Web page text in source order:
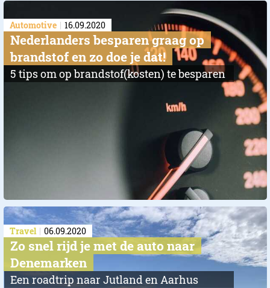
Automotive 16.09.2020
Nederlanders besparen graag op
brandstof en zo doe je dat!
5 tips om op brandstof(kosten) te besparen
Travel 06.09.2020
Zo snel rijd je met de auto naar
Denemarken
Een roadtrip naar Jutland en Aarhus